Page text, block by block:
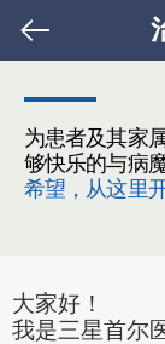
为患者及其家
够快乐的与病
希望，从这里开
大家好！
我是三星首尔